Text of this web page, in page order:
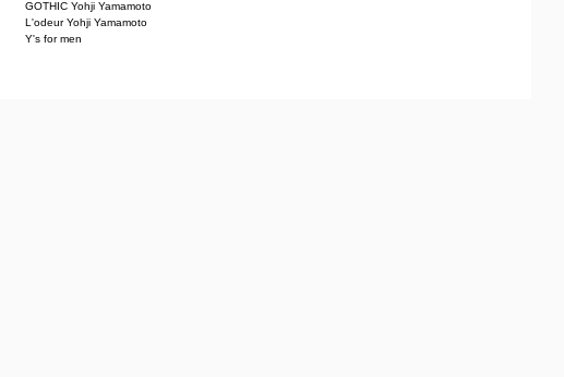
GOTHIC Yohji Yamamoto
L'odeur Yohji Yamamoto
Y's for men